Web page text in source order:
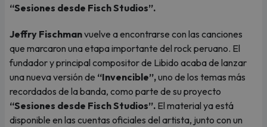
“Sesiones desde Fisch Studios”.
Jeffry Fischmanvuelve a encontrarse con las canciones
que marcaron una etapa importante del rock peruano. El
fundador y principal compositor de Libido acaba de lanzar
una nueva versión de “Invencible”,uno de los temas más
recordados de la banda, como parte de su proyecto
“Sesiones desde Fisch Studios”. El material ya está
disponible en las cuentas oficiales del artista, junto con un